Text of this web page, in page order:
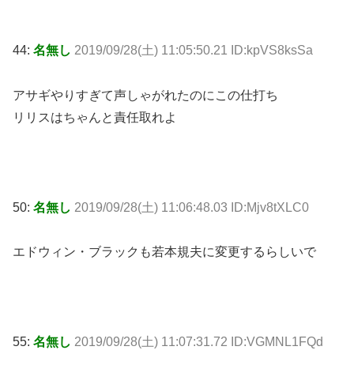
44: 名無し 2019/09/28(土) 11:05:50.21 ID:kpVS8ksSa
アサギやりすぎて声しゃがれたのにこの仕打ち
リリスはちゃんと責任取れよ
50: 名無し 2019/09/28(土) 11:06:48.03 ID:Mjv8tXLC0
エドウィン・ブラックも若本規夫に変更するらしいで
55: 名無し 2019/09/28(土) 11:07:31.72 ID:VGMNL1FQd